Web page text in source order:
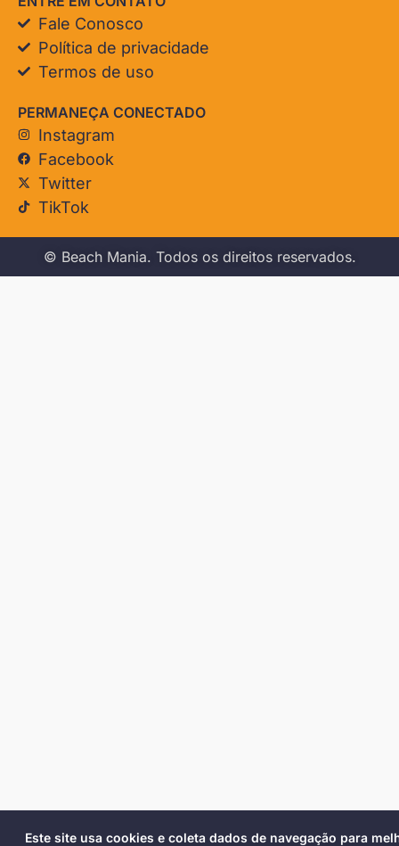
Fale Conosco
Política de privacidade
Termos de uso
PERMANEÇA CONECTADO
Instagram
Facebook
Twitter
TikTok
© Beach Mania. Todos os direitos reservados.
Este site usa cookies e coleta dados de navegação para